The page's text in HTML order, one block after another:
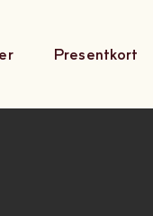
Presentkort